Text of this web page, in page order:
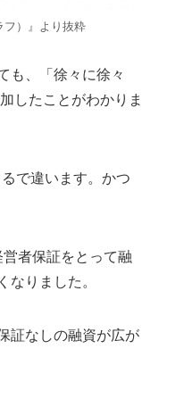
フ）』より抜粋
も、「徐々に徐々
したことがわかりま
で違います。かつ
者保証をとって融
りました。
証なしの融資が広が